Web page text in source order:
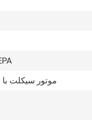
موتور سیکلت با